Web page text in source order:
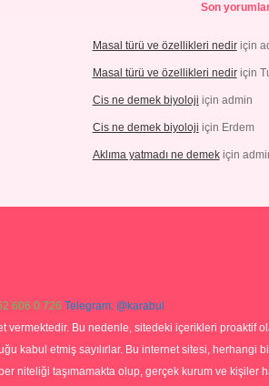
Son
Masal türü ve özellikleri nediriçin
Masal türü ve özellikleri nediriçin
Cis ne demek biyoloji için admin
Cis ne demek biyoloji için Erdem
Aklıma yatmadı ne demekiçin
606 0 726 Telegram: @karabul
vermektedir. Bu nedenle, sitedeki içerikleri proaktif
kabul etmiş sayılırlar. Bu internet sitesi, herhangi
niteliği taşımamakta olup, gerçek kurum ve kişiler